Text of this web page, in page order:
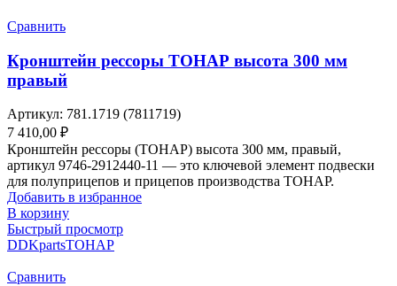
Сравнить
Кронштейн рессоры ТОНАР высота 300 мм
правый
Артикул: 781.1719 (7811719)
7 410,00 ₽
Кронштейн рессоры (ТОНАР) высота 300 мм, правый,
артикул 9746-2912440-11 — это ключевой элемент подвески
для полуприцепов и прицепов производства ТОНАР.
Добавить в избранное
В корзину
Быстрый просмотр
DDKpartsТОНАР
Сравнить